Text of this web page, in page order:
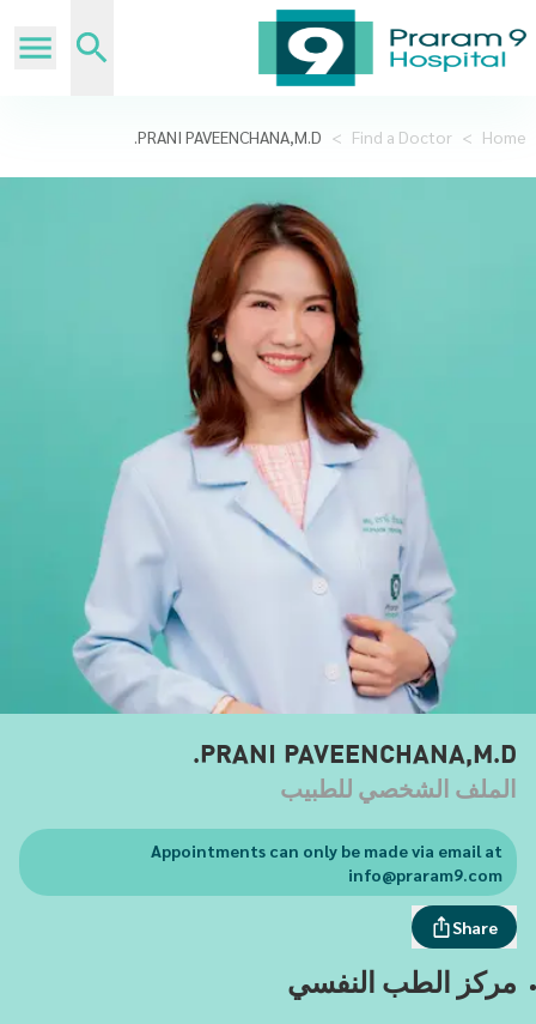
Home
>
Find a Doctor
>
PRANI PAVEENCHANA,M.D.
PRANI PAVEENCHANA,M.D.
الملف الشخصي للطبيب
Appointments can only be made via email at
info@praram9.com
Share
مركز الطب النفسي